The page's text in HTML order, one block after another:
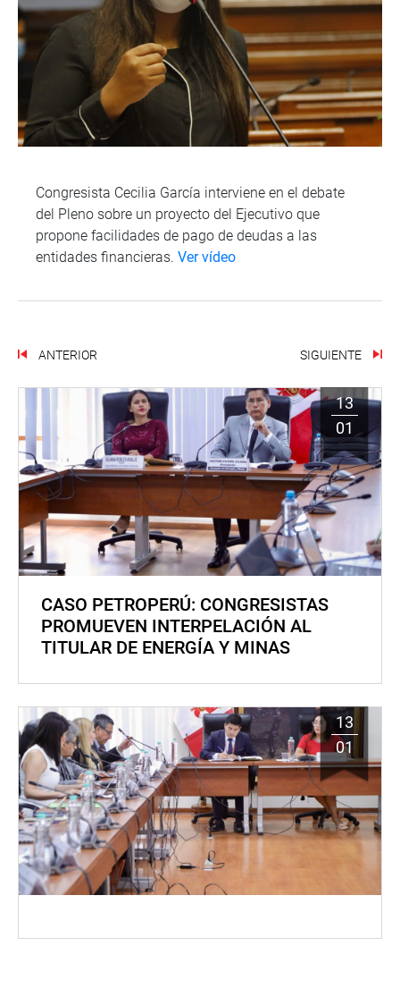
Congresista Cecilia García interviene en el debate
del Pleno sobre un proyecto del Ejecutivo que
propone facilidades de pago de deudas a las
entidades financieras. Ver vídeo
ANTERIOR SIGUIENTE
13
01
CASO PETROPERÚ: CONGRESISTAS
PROMUEVEN INTERPELACIÓN AL
TITULAR DE ENERGÍA Y MINAS
13
01